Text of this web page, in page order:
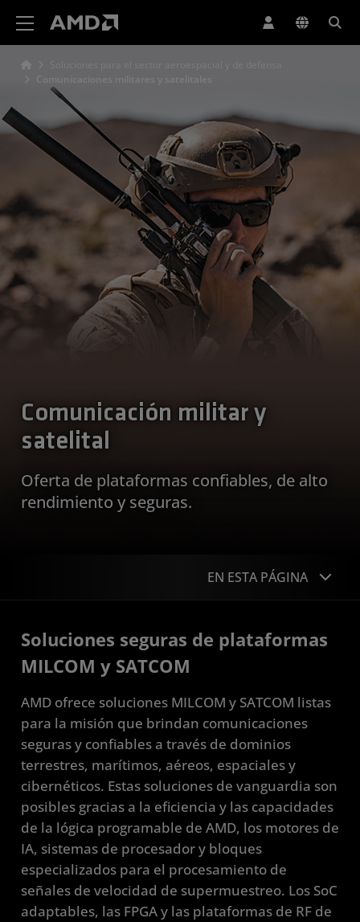
Comunicaciones militares y satelitales
Comunicación militar y
satelital
Oferta de plataformas confiables, de alto
rendimiento y seguras.
EN ESTA PÁGINA
Descripción general
Aplicaciones
Caso de estudio
Cartera
Recursos
Soluciones seguras de plataformas
MILCOM y SATCOM
AMD ofrece soluciones MILCOM y SATCOM listas
para la misión que brindan comunicaciones
seguras y confiables a través de dominios
terrestres, marítimos, aéreos, espaciales y
cibernéticos. Estas soluciones de vanguardia son
posibles gracias a la eficiencia y las capacidades
de la lógica programable de AMD, los motores de
IA, sistemas de procesador y bloques
especializados para el procesamiento de
señales de velocidad de supermuestreo. Los SoC
adaptables, las FPGA y las plataformas de RF de